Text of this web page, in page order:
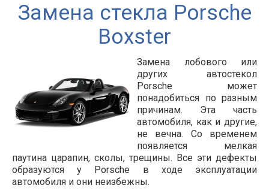
Замена стекла Porsche
Boxster
Замена лобового или
других автостекол
Porsche может
понадобиться по разным
причинам. Эта часть
автомобиля, как и другие,
не вечна. Со временем
появляется мелкая
паутина царапин, сколы, трещины. Все эти дефекты
образуются у Porsche в ходе эксплуатации
автомобиля и они неизбежны.